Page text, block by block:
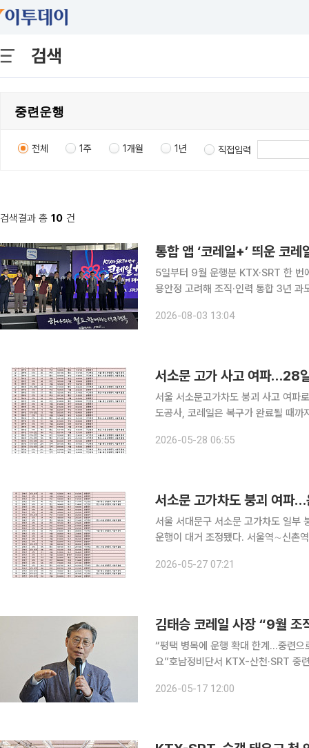
검색
전체 1주 1개월 1년 직접입력
검색결과 총 10 건
통합 앱 ‘코레일+’ 띄운 코
5일부터 9월 운행분 KTX·SRT 한 번
용안정 고려해 조직·인력 통합 3년 과도기 한국철도공사(코레일)와 에스알(SR)의 통합
되고 공정거래위원회의 기업결합 승
2026-08-03 13:04
서소문 고가 사고 여파…28
서울 서소문고가차도 붕괴 사고 여파
도공사, 코레일은 복구가 완료될 때
전체 열차 운행 횟수는 평소 683회
2026-05-28 06:55
서소문 고가차도 붕괴 여파
서울 서대문구 서소문 고가차도 일부
운행이 대거 조정됐다. 서울역∼신촌
레일에 따르면 사고는 전날 오후 2시
2026-05-27 07:21
김태승 코레일 사장 “9월 조
“평택 병목에 운행 확대 한계…중련으
요”호남정비단서 KTX-산천·SRT 중련 연결 시연 약 15년의 분리 과정을
입니다. 한국철도공사(코레일)와
2026-05-17 12:00